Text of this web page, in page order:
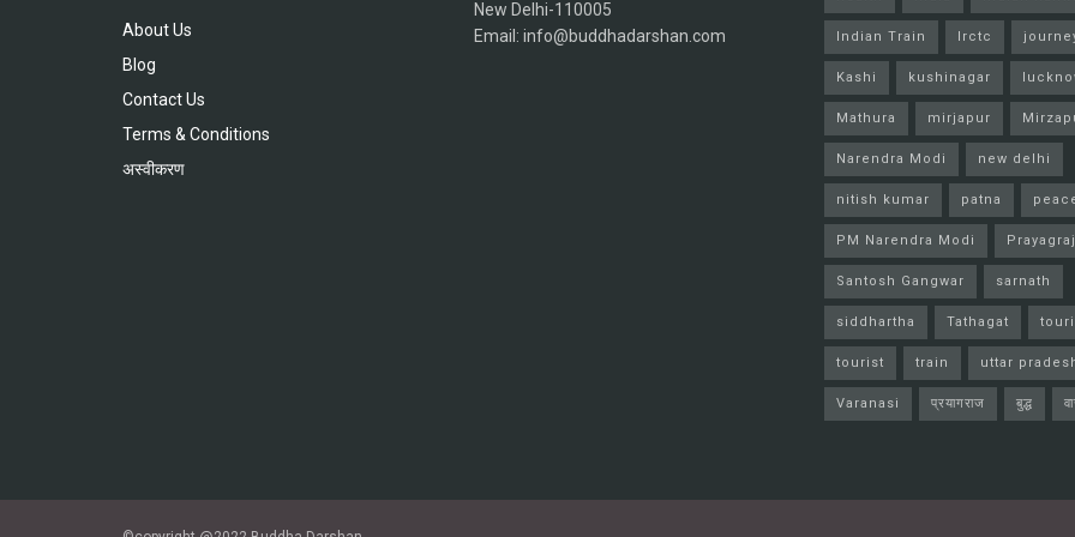
About Us
Blog
Contact Us
Terms & Conditions
अस्वीकरण
New Delhi-110005
Email: info@buddhadarshan.com
Indian Train Irctc
Kashi kushinagar
Mathura mirjapur
Narendra Modi new delhi
nitish kumar patna
PM Narendra Modi Prayagraj
Santosh Gangwar sarnath
siddhartha Tathagat
tourist train uttar
Varanasi प्रयागराज बुद्ध